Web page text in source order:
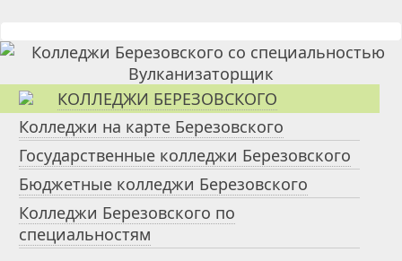
КОЛЛЕДЖИ БЕРЕЗОВСКОГО
Колледжи на карте Березовского
Государственные колледжи Березовского
Бюджетные колледжи Березовского
Колледжи Березовского по
специальностям